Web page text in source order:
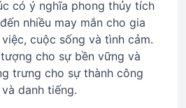
có ý nghĩa phong thủy tích
nhiều may mắn cho gia
cuộc sống và tình cảm.
cho sự bền vững và
trưng cho sự thành công
danh tiếng.